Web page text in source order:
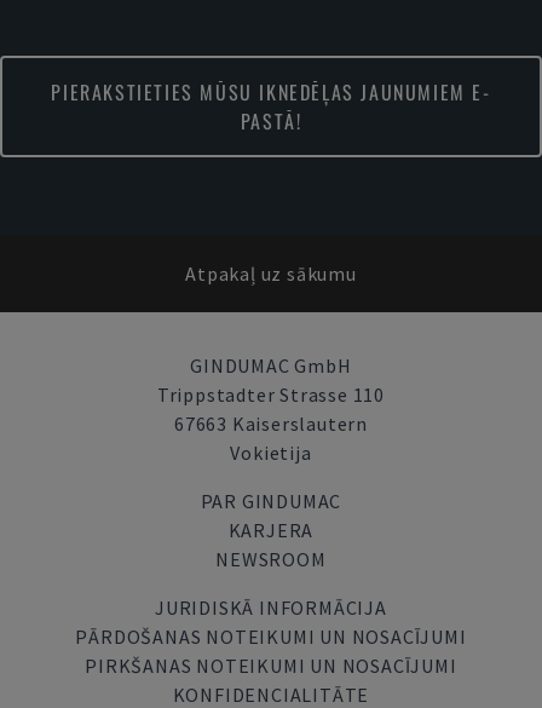
PIERAKSTIETIES MŪSU IKNEDĒĻAS JAUNUMIEM E-
PASTĀ!
Atpakaļ uz sākumu
GINDUMAC GmbH
Trippstadter Strasse 110
67663 Kaiserslautern
Vokietija
PAR GINDUMAC
KARJERA
NEWSROOM
JURIDISKĀ INFORMĀCIJA
PĀRDOŠANAS NOTEIKUMI UN NOSACĪJUMI
PIRKŠANAS NOTEIKUMI UN NOSACĪJUMI
KONFIDENCIALITĀTE